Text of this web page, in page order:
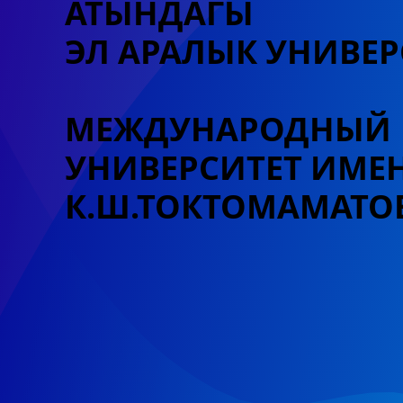
АТЫНДАГЫ
ЭЛ АРАЛЫК
МЕЖДУНАРОДНЫЙ
УНИВЕРСИТЕТ